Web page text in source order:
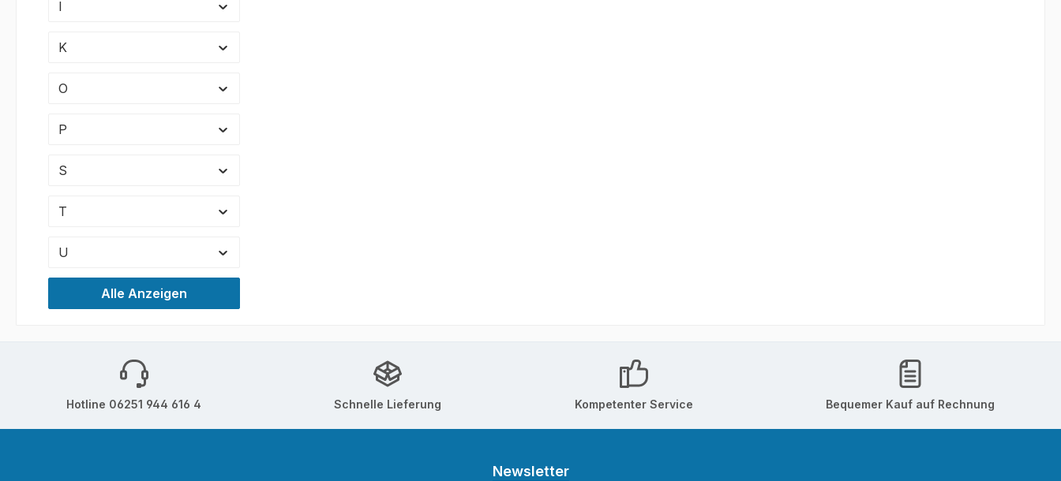
I
K
O
P
S
T
U
Alle Anzeigen
Druckerlebnis mit unserem
wasserabwaschbaren Harz
welches die Wartung zum
Kinderspiel macht Liquidität Die
perfekte Fließfähigkeit, erhöht
Hotline 06251 944 616 4 Schnelle Lieferung Kompetenter Service Bequemer Kauf auf Rechnung
Newsletter